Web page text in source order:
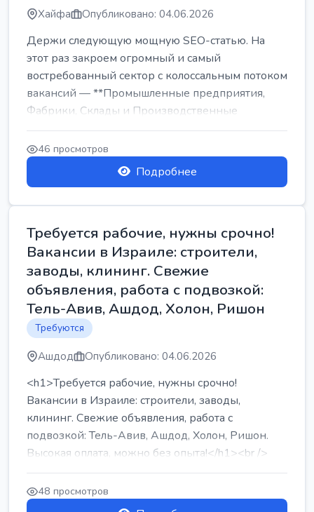
Хайфа Опубликовано: 04.06.2026
Держи следующую мощную SEO-статью. На
этот раз закроем огромный и самый
востребованный сектор с колоссальным потоком
вакансий — **Промышленные предприятия,
Фабрики, Склады и Производственные
заводы** ...
46 просмотров
Подробнее
Требуется рабочие, нужны срочно!
Вакансии в Израиле: строители,
заводы, клининг. Свежие
объявления, работа с подвозкой:
Тель-Авив, Ашдод, Холон, Ришон
Требуются
Ашдод Опубликовано: 04.06.2026
<h1>Требуется рабочие, нужны срочно!
Вакансии в Израиле: строители, заводы,
клининг. Свежие объявления, работа с
подвозкой: Тель-Авив, Ашдод, Холон, Ришон.
Высокая оплата, можно без опыта!</h1><br />
...
48 просмотров